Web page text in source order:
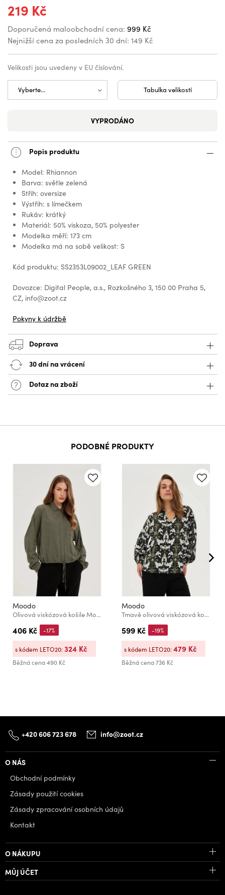
219 Kč
Doporučená maloobchodní cena: 999 Kč
Nejnižší cena za posledních 30 dní: 149 Kč
Velikosti jsou uvedeny v EU číslování.
Tabulka velikostí
VYPRODÁNO
Popis produktu
Model: Rhiannon
Barva: světle zelená
Střih: oversize
Výstřih: s límečkem
Rukáv: krátký
Materiál: 50% viskoza, 50% polyester
Modelka měří: 173 cm
Modelka má na sobě velikost: S
Kód produktu: SS2353L09002_LEAF GREEN
Dovozce: Digital People, a.s., Rozkošného 3, 150 00 Praha 5,
CZ, info@zoot.cz
Pokyny k údržbě
Doprava
30 dní na vrácení
Dotaz na zboží
PODOBNÉ PRODUKTY
Moodo
Olivová viskózová košile Moodo
406 Kč
Běžná cena490 Kč
-17%
s kódem LETO20:324 Kč
Moodo
Tmavě olivová viskózová košile Moodo
599 Kč
Běžná cena736 Kč
-19%
s kódem LETO20:479 Kč
+420 606 723 678 info@zoot.cz
O NÁS
Obchodní podmínky
Zásady použití cookies
Zásady zpracování osobních údajů
Kontakt
O NÁKUPU
MŮJ ÚČET